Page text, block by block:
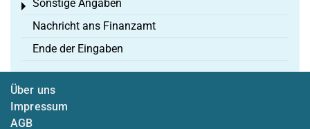
Sonstige Angaben
Toggle menu
Nachricht ans Finanzamt
Ende der Eingaben
Über uns
Impressum
AGB